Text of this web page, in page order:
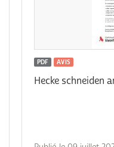
PDF AVIS
Hecke schneiden